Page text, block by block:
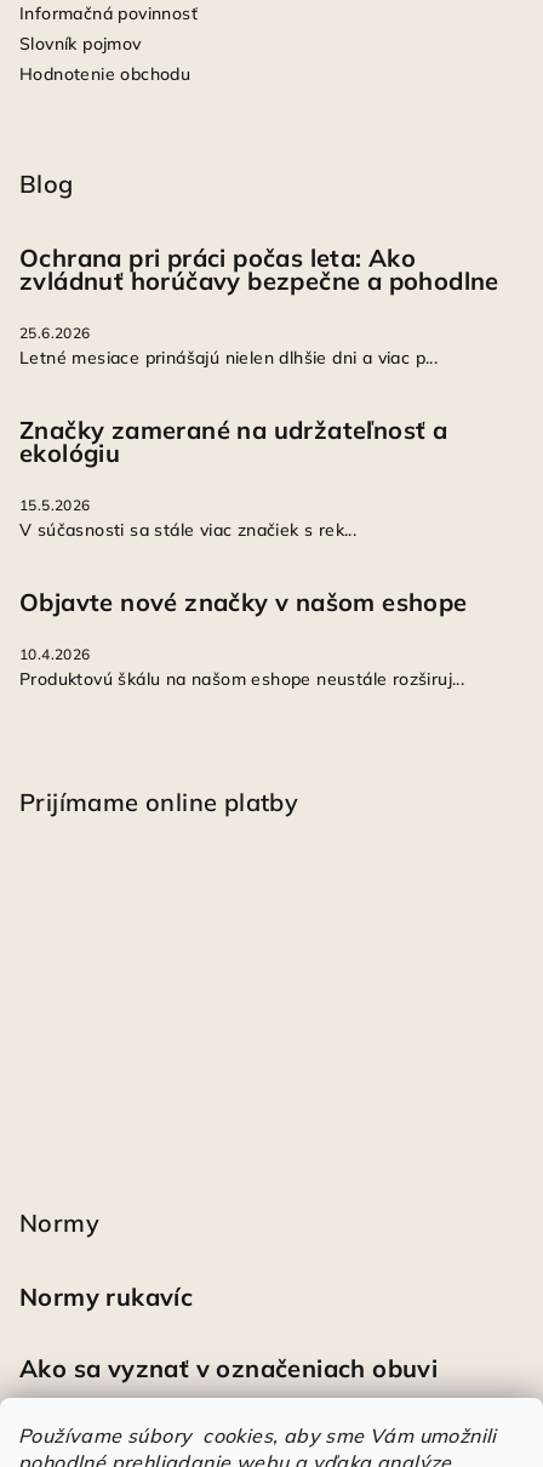
Používame súbory cookies, aby sme Vám umožnili
pohodlné prehliadanie webu a vďaka analýze
Informačná povinnosť
Slovník pojmov
Hodnotenie obchodu
Blog
Ochrana pri práci počas leta: Ako
zvládnuť horúčavy bezpečne a pohodlne
25.6.2026
Letné mesiace prinášajú nielen dlhšie dni a viac p...
Značky zamerané na udržateľnosť a
ekológiu
15.5.2026
V súčasnosti sa stále viac značiek s rek...
Objavte nové značky v našom eshope
10.4.2026
Produktovú škálu na našom eshope neustále rozširuj...
Prijímame online platby
Normy
Normy rukavíc
Ako sa vyznať v označeniach obuvi